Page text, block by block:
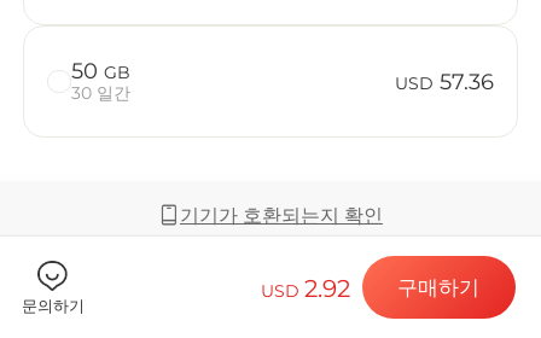
목적지 및 데
데이터 요금
50 GB
30 일간
USD 57.36
기기가 호환되는지 확인
커버리지 및 네트워크
문의하기
USD2.92 구매하기